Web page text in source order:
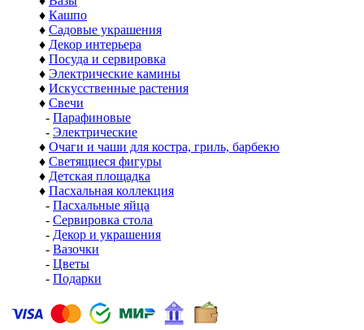
♦ Кашпо
♦ Садовые украшения
♦ Декор интерьера
♦ Посуда и сервировка
♦ Электрические камины
♦ Искусственные растения
♦ Свечи
- Парафиновые
- Электрические
♦ Очаги и чаши для костра, гриль, барбекю
♦ Светящиеся фигуры
♦ Детская площадка
♦ Пасхальная коллекция
- Пасхальные яйца
- Сервировка стола
- Декор и украшения
- Вазочки
- Цветы
- Подарки